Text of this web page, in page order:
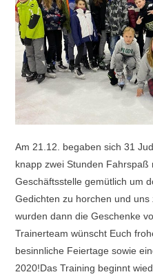
Am 21.12. begaben sich 31
knapp zwei Stunden
Geschäftsstelle gemütlich um
Gedichten zu horchen und
wurden dann die Geschenke
Trainerteam wünscht Euch
besinnliche Feiertage sowie
2020!Das Training beginnt